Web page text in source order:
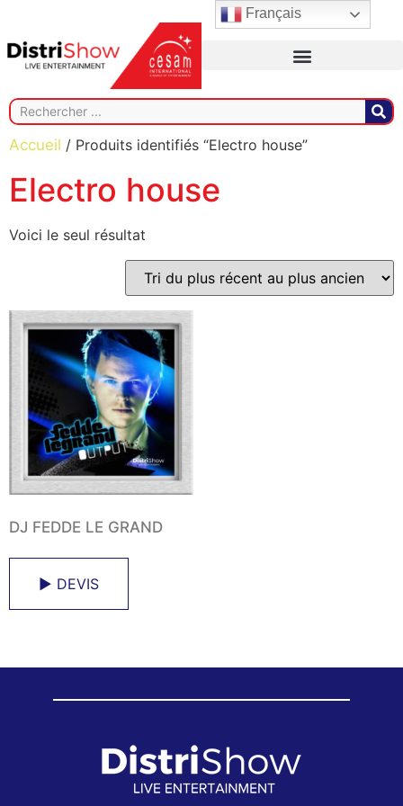
Accueil / Produits identifiés “Electro house”
Electro house
Voici le seul résultat
DJ FEDDE LE GRAND
► DEVIS
Français